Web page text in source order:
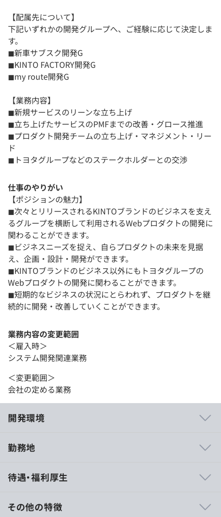
【配属先について】
下記いずれかの開発グループへ、ご経験に応じて決定しま
す。
◼︎新車サブスク開発G
◼︎KINTO FACTORY開発G
◼︎my route開発G
【業務内容】
◼︎新規サービスのリーンな立ち上げ
◼︎立ち上げたサービスのPMFまでの改善・グロース推進
◼︎プロダクト開発チームの立ち上げ・マネジメント・リー
ド
◼︎トヨタグループなどのステークホルダーとの交渉
仕事のやりがい
【ポジションの魅力】
◼︎次々とリリースされるKINTOブランドのビジネスを支え
るグループを横断して利用されるWebプロダクトの開発に
関わることができます。
◼︎ビジネスニーズを捉え、自らプロダクトの未来を見据
え、企画・設計・開発ができます。
◼︎KINTOブランドのビジネス以外にもトヨタグループの
Webプロダクトの開発に関わることができます。
◼︎短期的なビジネスの状況にとらわれず、プロダクトを継
続的に開発・改善していくことができます。
業務内容の変更範囲
＜雇入時＞
システム開発関連業務
＜変更範囲＞
会社の定める業務
開発環境
スを担当
ループの事業戦略において重要度の高いサービスが多いで
す。
勤務地
待遇・福利厚生
その他の特徴